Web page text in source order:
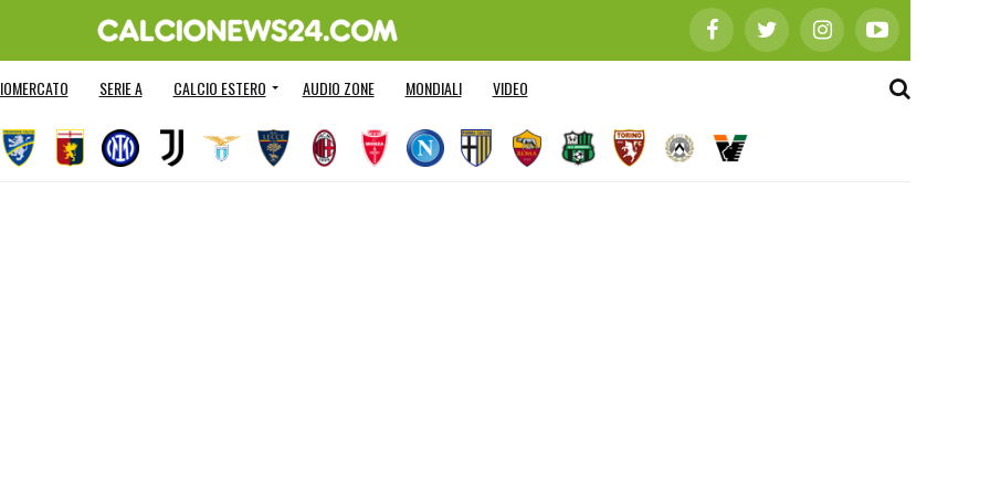
SERIE A CALCIO ESTERO AUDIO ZONE MONDIALI VIDEO